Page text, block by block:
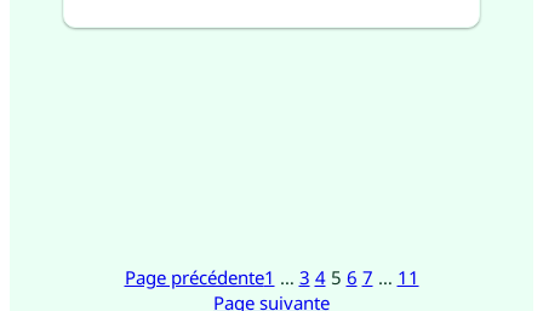
Page précédente1 … 3 4 5 6 7 … 11
Page suivante